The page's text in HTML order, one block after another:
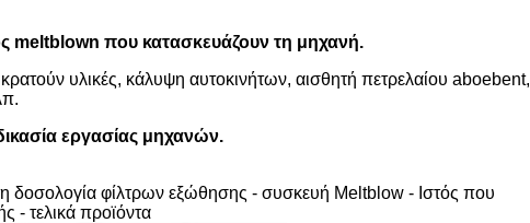
meltblown που κατασκευάζουν τη μηχανή.
υλικές, κάλυψη αυτοκινήτων, αισθητή πετρελαίου aboebent,
εργασίας μηχανών.
δοσολογία φίλτρων εξώθησης - συσκευή Meltblow - Ιστός που
- τελικά προϊόντα